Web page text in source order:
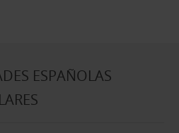
ESPAÑOLAS